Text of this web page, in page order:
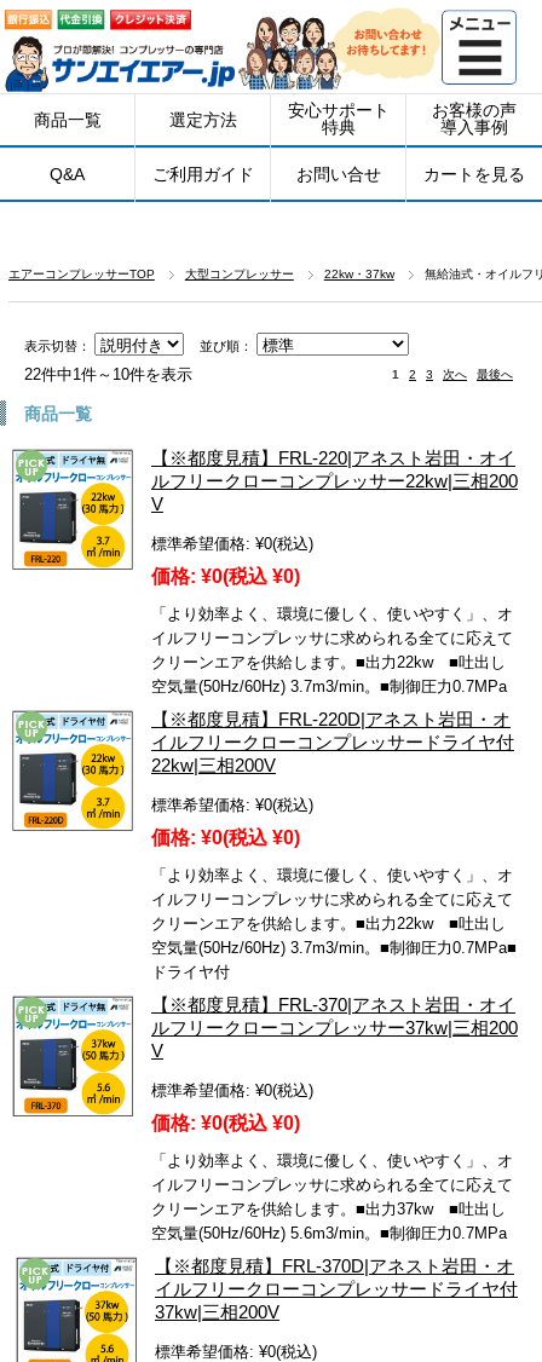
商品一覧 選定方法
安心サポート
特典
お客様の声
導入事例
Q&A ご利用ガイド お問い合せ カートを見る
エアーコンプレッサーTOP 大型コンプレッサー 22kw・37kw 無給油式・オイルフ
表示切替： 並び順：
22件中1件～10件を表示 1 2 3 次へ 最後へ
商品一覧
【※都度見積】FRL-220|アネスト岩田・オイ
ルフリークローコンプレッサー22kw|三相200
V
標準希望価格: ¥0(税込)
価格: ¥0(税込 ¥0)
「より効率よく、環境に優しく、使いやすく」、オ
イルフリーコンプレッサに求められる全てに応えて
クリーンエアを供給します。■出力22kw ■吐出し
空気量(50Hz/60Hz) 3.7m3/min。■制御圧力0.7MPa
【※都度見積】FRL-220D|アネスト岩田・オ
イルフリークローコンプレッサードライヤ付
22kw|三相200V
標準希望価格: ¥0(税込)
価格: ¥0(税込 ¥0)
「より効率よく、環境に優しく、使いやすく」、オ
イルフリーコンプレッサに求められる全てに応えて
クリーンエアを供給します。■出力22kw ■吐出し
空気量(50Hz/60Hz) 3.7m3/min。■制御圧力0.7MPa■
ドライヤ付
【※都度見積】FRL-370|アネスト岩田・オイ
ルフリークローコンプレッサー37kw|三相200
V
標準希望価格: ¥0(税込)
価格: ¥0(税込 ¥0)
「より効率よく、環境に優しく、使いやすく」、オ
イルフリーコンプレッサに求められる全てに応えて
クリーンエアを供給します。■出力37kw ■吐出し
空気量(50Hz/60Hz) 5.6m3/min。■制御圧力0.7MPa
【※都度見積】FRL-370D|アネスト岩田・オ
イルフリークローコンプレッサードライヤ付
37kw|三相200V
標準希望価格: ¥0(税込)